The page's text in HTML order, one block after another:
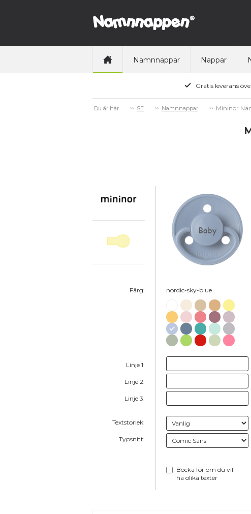
Namnnappar Nappar
Gratis leverans
Du är här SE Namnnappar Mininor
Färg:
Linje 1:
Linje 2:
Linje 3:
Textstorlek:
Typsnitt:
Baby
nordic-sky-blue
Bocka för om du vill
ha olika texter